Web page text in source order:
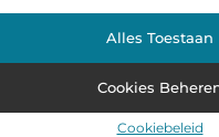
Alles Toestaan
Cookies
Cookiebeleid